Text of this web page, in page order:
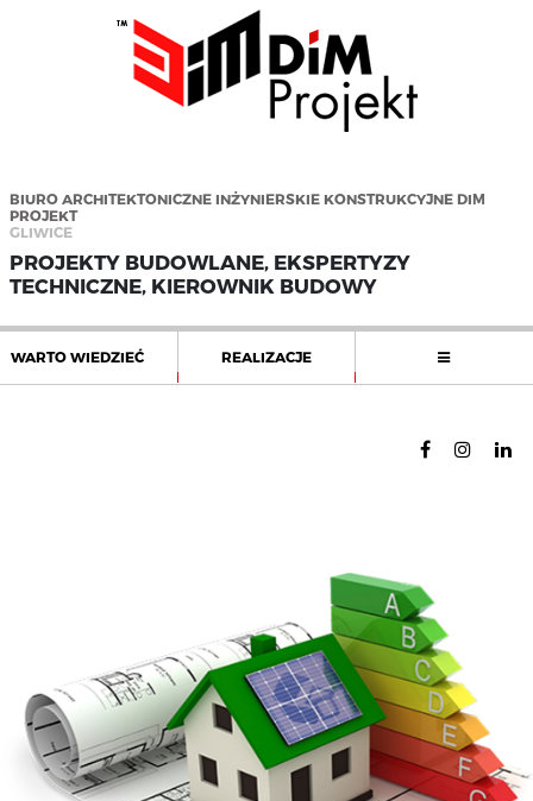
WARTO WIEDZIEĆ REALIZACJE
BIURO ARCHITEKTONICZNE INŻYNIERSKIE KONSTRUKCYJNE DIM
PROJEKT
GLIWICE
PROJEKTY BUDOWLANE, EKSPERTYZY
TECHNICZNE, KIEROWNIK BUDOWY